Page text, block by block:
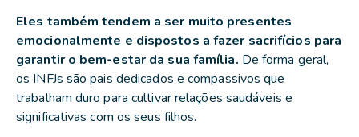
Eles também tendem a ser muito presentes
emocionalmente e dispostos a fazer sacrifícios para
garantir o bem-estar da sua família. De forma geral,
os INFJs são pais dedicados e compassivos que
trabalham duro para cultivar relações saudáveis e
significativas com os seus filhos.